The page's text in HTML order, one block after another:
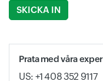
Input field
Input field
Prata med våra
US: +1 408 352 9117